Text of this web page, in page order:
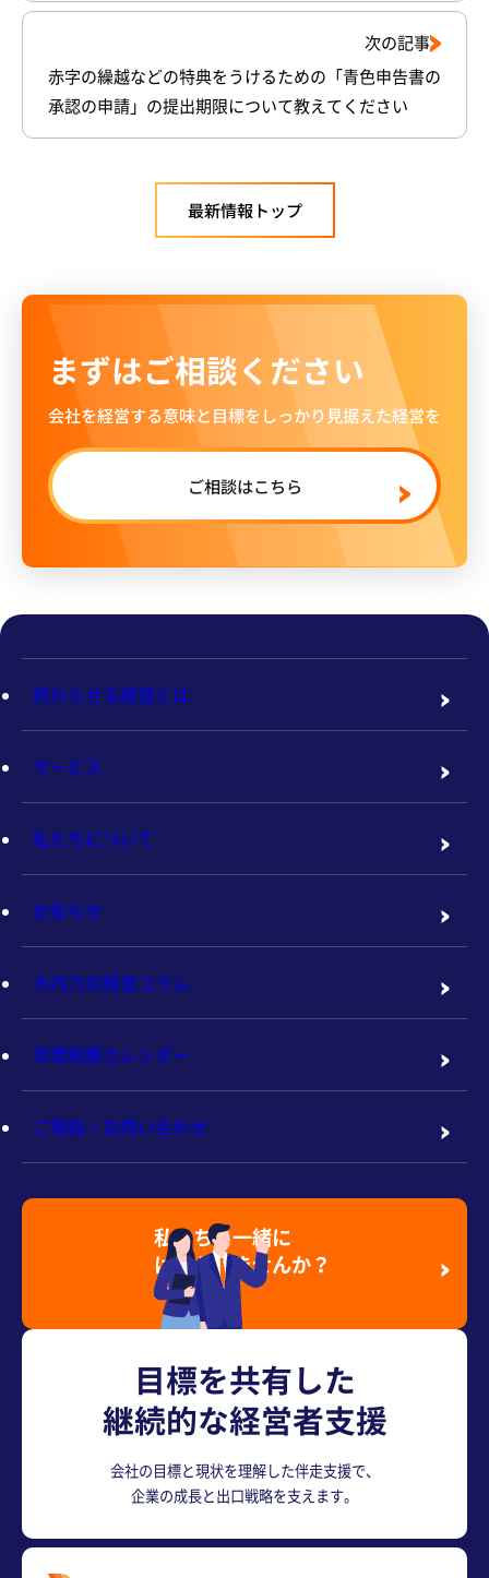
次の記事
赤字の繰越などの特典をうけるための「青色申告書の
承認の申請」の提出期限について教えてください
最新情報トップ
まずはご相談ください
会社を経営する意味と目標をしっかり見据えた経営を
ご相談はこちら
目標を共有した
継続的な経営者支援
会社の目標と現状を理解した伴走支援で、
企業の成長と出口戦略を支えます。
終わらせる経営とは
サービス
私たちについて
お知らせ
大内力の経営コラム
年間税務カレンダー
ご相談・お問い合わせ
私たちと一緒に
はたらきませんか？
採用情報を見る